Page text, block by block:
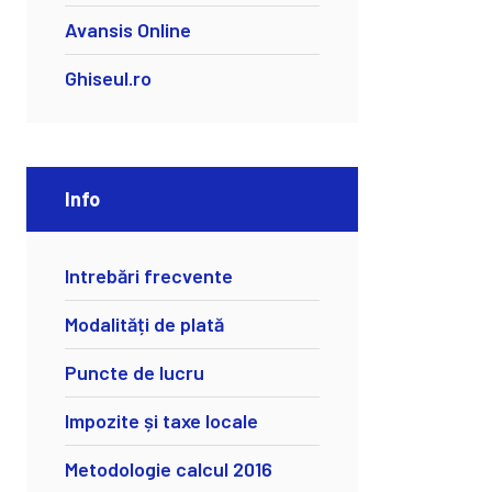
Avansis Online
Ghiseul.ro
Info
Intrebări frecvente
Modalități de plată
Puncte de lucru
Impozite și taxe locale
Metodologie calcul 2016